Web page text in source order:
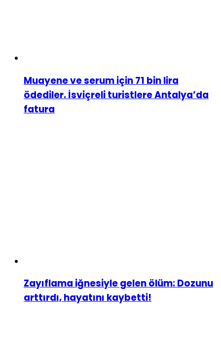
Muayene ve serum için 71 bin lira
ödediler. İsviçreli turistlere Antalya’da
fatura
Zayıflama iğnesiyle gelen ölüm: Dozunu
arttırdı, hayatını kaybetti!